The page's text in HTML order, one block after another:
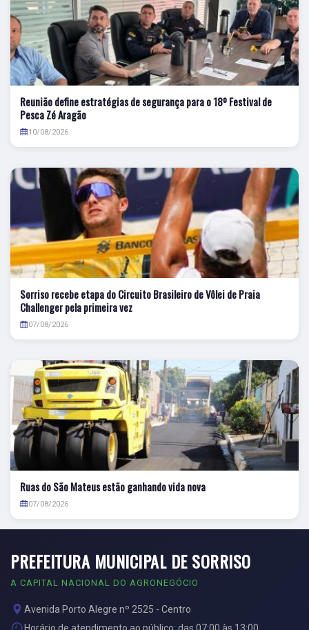
Reunião define estratégias de segurança para o 18º Festival de
Pesca Zé Aragão
10/08/2026
Sorriso recebe etapa do Circuito Brasileiro de Vôlei de Praia
Challenger pela primeira vez
07/08/2026
Ruas do São Mateus estão ganhando vida nova
07/08/2026
PREFEITURA MUNICIPAL DE SORRISO
A CAPITAL NACIONAL DO AGRONEGÓCIO
Avenida Porto Alegre nº 2525 - Centro
Horário de atendimento ao público: das 07:00 às 13:00